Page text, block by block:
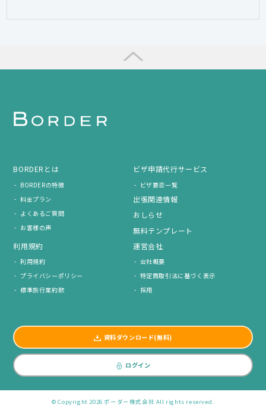
BORDERとは
BORDERの特徴
料金プラン
よくあるご質問
お客様の声
ビザ申請代行サービス
ビザ要否一覧
出張関連情報
おしらせ
無料テンプレート
利用規約
利用規約
プライバシーポリシー
標準旅行業約款
運営会社
会社概要
特定商取引法に基づく表示
採用
資料ダウンロード(無料)
ログイン
© Copyright 2026 ボーダー株式会社 All rights reserved.